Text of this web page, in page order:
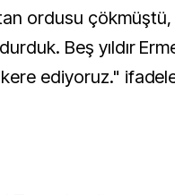
ordusu çökmüştü,
Beş yıldır
ediyoruz."